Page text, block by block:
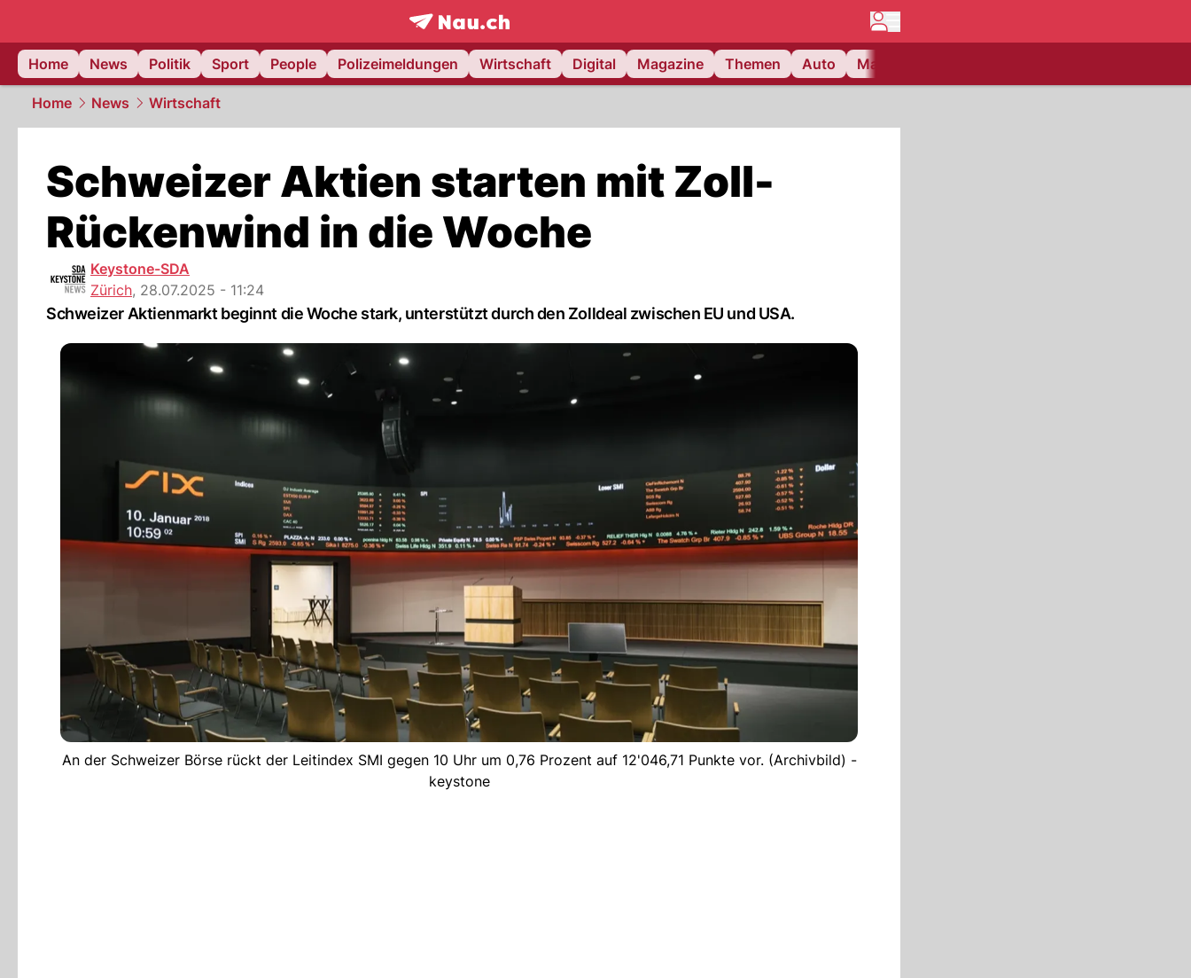
frontpage.NAU.ch
Home
News Politik Sport People Polizeimeldungen Wirtschaft Digital Magazine Themen Auto Matchcenter
Home News Wirtschaft
Schweizer Aktien starten mit Zoll-
Rückenwind in die Woche
Keystone-SDA
Zürich, 28.07.2025 - 11:24
Schweizer Aktienmarkt beginnt die Woche stark, unterstützt durch den Zolldeal zwischen EU und USA.
An der Schweizer Börse rückt der Leitindex SMI gegen 10 Uhr um 0,76 Prozent auf 12'046,71 Punkte vor. (Archivbild) -
keystone